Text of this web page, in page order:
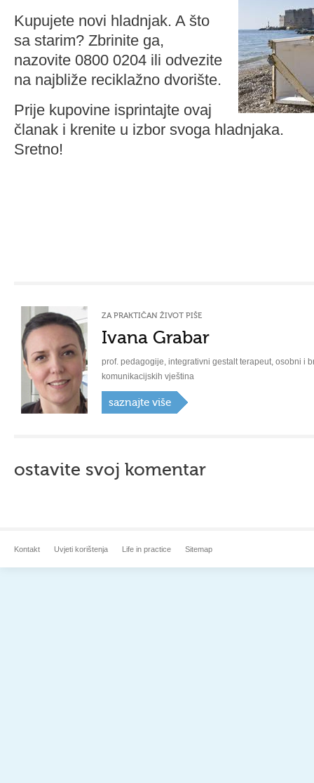
Kupujete novi hladnjak. A što
sa starim? Zbrinite ga,
nazovite 0800 0204 ili odvezite
na najbliže reciklažno dvorište.
Prije kupovine isprintajte ovaj
članak i krenite u izbor svoga hladnjaka.
Sretno!
ZA PRAKTIČAN ŽIVOT PIŠE
Ivana Grabar
prof. pedagogije, integrativni gestalt terapeut, osobni i
komunikacijskih vještina
saznajte više
ostavite svoj komentar
Kontakt Uvjeti korištenja Life in practice Sitemap